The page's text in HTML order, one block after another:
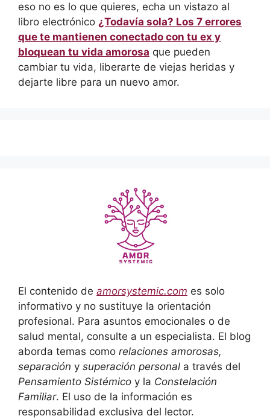
eso no es lo que quieres, echa un vistazo al
libro electrónico ¿Todavía sola? Los 7 errores
que te mantienen conectado con tu ex y
bloquean tu vida amorosa que pueden
cambiar tu vida, liberarte de viejas heridas y
dejarte libre para un nuevo amor.
El contenido de amorsystemic.com es solo
informativo y no sustituye la orientación
profesional. Para asuntos emocionales o de
salud mental, consulte a un especialista. El blog
aborda temas como relaciones amorosas,
separación y superación personal a través del
Pensamiento Sistémico y la Constelación
Familiar. El uso de la información es
responsabilidad exclusiva del lector.